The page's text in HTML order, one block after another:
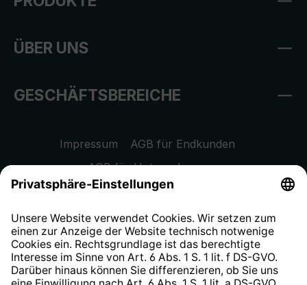
ÜBER UNS
GESCHÄFTSBEREICHE
Impressum
AGB für Endkunden
AGB für Unternehmen
Datenschutzhinweis
Widerrufsrecht
Hinweisgeberschutzsystem
Barrierefreiheit